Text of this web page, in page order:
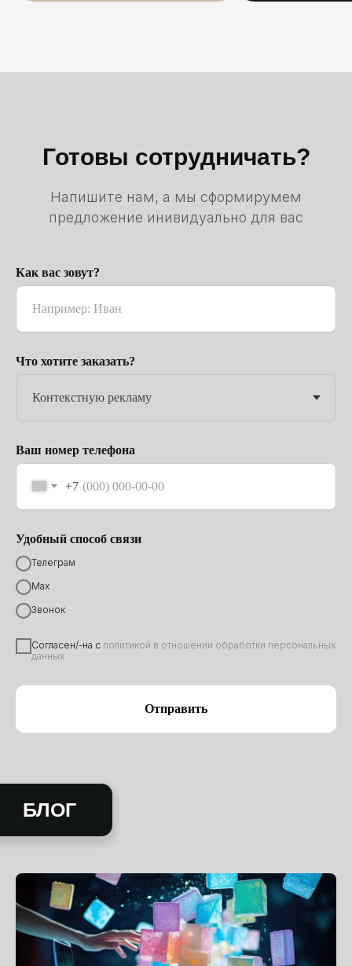
Готовы сотрудничать?
Напишите нам, а мы сформирумем
предложение инивидуально для вас
Как вас зовут?
Что хотите заказать?
Ваш номер телефона
+7
Удобный способ связи
Телеграм
Max
Звонок
Согласен/-на с политикой в отношении обработки персональных
данных
Отправить